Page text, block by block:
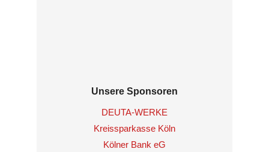
Unsere Sponsoren
DEUTA-WERKE
Kreissparkasse Köln
Kölner Bank eG